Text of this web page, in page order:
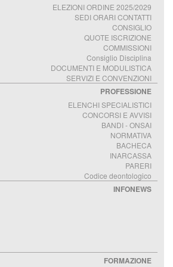
ELEZIONI ORDINE 2025/2029
SEDI ORARI CONTATTI
CONSIGLIO
QUOTE ISCRIZIONE
COMMISSIONI
Consiglio Disciplina
DOCUMENTI E MODULISTICA
SERVIZI E CONVENZIONI
PROFESSIONE
ELENCHI SPECIALISTICI
CONCORSI E AVVISI
BANDI - ONSAI
NORMATIVA
BACHECA
INARCASSA
PARERI
Codice deontologico
INFONEWS
FORMAZIONE